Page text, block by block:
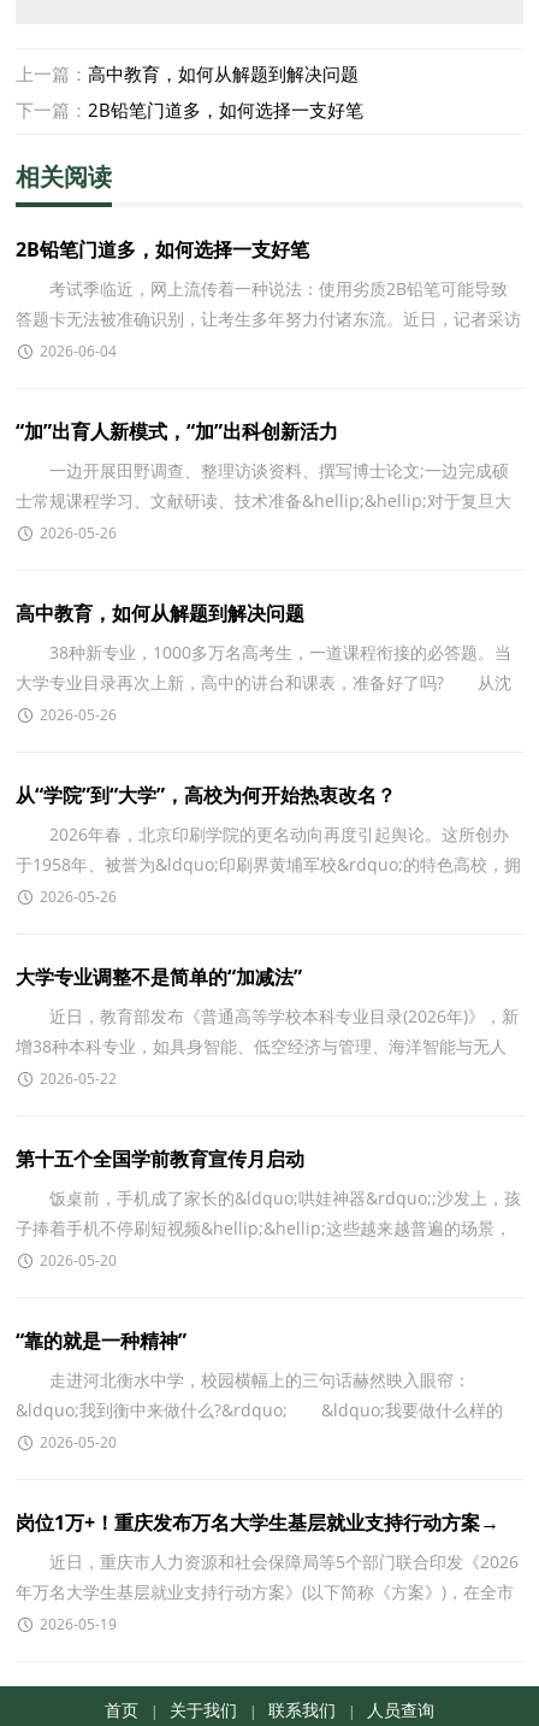
上一篇：高中教育，如何从解题到解决问题
下一篇：2B铅笔门道多，如何选择一支好笔
相关阅读
2B铅笔门道多，如何选择一支好笔
考试季临近，网上流传着一种说法：使用劣质2B铅笔可能导致
答题卡无法被准确识别，让考生多年努力付诸东流。近日，记者采访
了相关专家，揭开2B铅笔背后的门道。 全国制笔标准化
2026-06-04
“加”出育人新模式，“加”出科创新活力
一边开展田野调查、整理访谈资料、撰写博士论文;一边完成硕
士常规课程学习、文献研读、技术准备&hellip;&hellip;对于复旦大
学&ldquo;新闻传播学博士+AI硕士&rdquo;博硕
2026-05-26
高中教育，如何从解题到解决问题
38种新专业，1000多万名高考生，一道课程衔接的必答题。当
大学专业目录再次上新，高中的讲台和课表，准备好了吗? 从沈
阳到北京，从诸城到贵州&hellip;&hellip;一场围绕&ldquo;
2026-05-26
从“学院”到“大学”，高校为何开始热衷改名？
2026年春，北京印刷学院的更名动向再度引起舆论。这所创办
于1958年、被誉为&ldquo;印刷界黄埔军校&rdquo;的特色高校，拥
有1个博士学位授权点、1个博士后科研工作站及11个一
2026-05-26
大学专业调整不是简单的“加减法”
近日，教育部发布《普通高等学校本科专业目录(2026年)》，新
增38种本科专业，如具身智能、低空经济与管理、海洋智能与无人
技术、农业机器人等，将于今年起招生。 我国自2024
2026-05-22
第十五个全国学前教育宣传月启动
饭桌前，手机成了家长的&ldquo;哄娃神器&rdquo;;沙发上，孩
子捧着手机不停刷短视频&hellip;&hellip;这些越来越普遍的场景，
正将学前儿童推向&ldquo;屏幕依赖&rdquo;的边缘。
2026-05-20
“靠的就是一种精神”
走进河北衡水中学，校园横幅上的三句话赫然映入眼帘：
&ldquo;我到衡中来做什么?&rdquo; &ldquo;我要做什么样的
人?&rdquo; &ldquo;我今天做得怎么样?&rdquo;
2026-05-20
岗位1万+！重庆发布万名大学生基层就业支持行动方案→
近日，重庆市人力资源和社会保障局等5个部门联合印发《2026
年万名大学生基层就业支持行动方案》(以下简称《方案》)，在全市
范围内开展万名大学生基层就业支持行动，鼓励引导
2026-05-19
首页 关于我们 联系我们 人员查询